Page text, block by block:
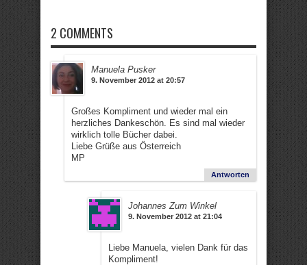
2 COMMENTS
Manuela Pusker
9. November 2012 at 20:57
Großes Kompliment und wieder mal ein
herzliches Dankeschön. Es sind mal wieder
wirklich tolle Bücher dabei.
Liebe Grüße aus Österreich
MP
Antworten
Johannes Zum Winkel
9. November 2012 at 21:04
Liebe Manuela, vielen Dank für das
Kompliment!